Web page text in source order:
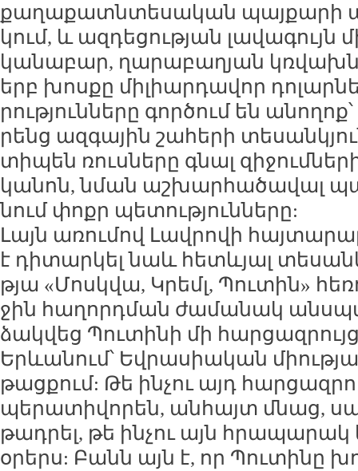
քա­ղա­քատն­տե­սա­կան պայ­քա­րի
կում, և ազ­դե­ցու­թյան լա­վա­գույն
կա­նա­բար, ղա­րա­բա­ղյան
երբ խոս­քը մի­լիար­դա­վոր
րու­թյուն­նե­րը գոր­ծում են
րենց ազ­գա­յին շա­հե­րի
տի­պեն ռուս­նե­րը գնալ
կա­նոն, նման աշ­խար­հա­ծա­վալ
նում փոքր պե­տու­թյուն­նե­րը:
Լայն ա­ռու­մով Լավ­րո­վի
է դի­տար­կել նաև հետևյալ
թյա «Մոսկ­վա, Կրեմլ, Պու­տին»
ջին հա­ղորդ­ման ժա­մա­նակ
ձակ­վեց Պու­տի­նի մի
Երևա­նում՝ Եվ­րա­սիա­կան
թաց­քում: Թե ին­չու այդ
պե­րա­տի­վո­րեն, ան­հայտ մնաց,
թադ­րել, թե ին­չու այն
օ­րերս: Բանն այն է, որ Պու­տի­նը